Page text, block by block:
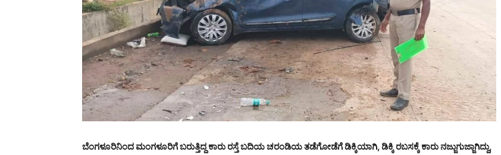
ಬೆಂಗಳೂರಿನಿಂದ ಮಂಗಳೂರಿಗೆ ಬರುತ್ತಿದ್ದ ಕಾರು ರಸ್ತೆ ಬದಿಯ ಚರಂಡಿಯ ತಡೆಗೋಡೆಗೆ ಡಿಕ್ಕಿಯಾಗಿ, ಡಿಕ್ಕಿ ರಬಸಕ್ಕೆ ಕಾರು ನಜ್ಜುಗುಜ್ಜಾಗಿದ್ದು,